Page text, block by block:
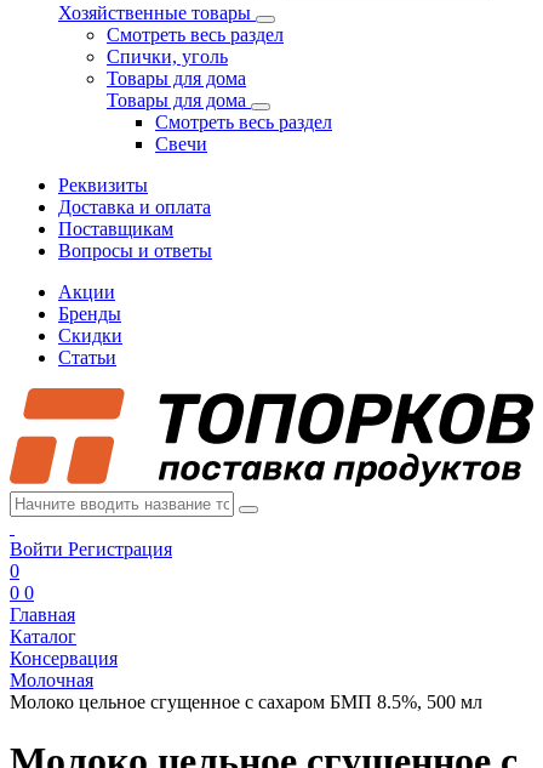
Хозяйственные товары
Смотреть весь раздел
Спички, уголь
Товары для дома
Товары для дома
Смотреть весь раздел
Свечи
Реквизиты
Доставка и оплата
Поставщикам
Вопросы и ответы
Акции
Бренды
Скидки
Статьи
Войти Регистрация
0
0 0
Главная
Каталог
Консервация
Молочная
Молоко цельное сгущенное с сахаром БМП 8.5%, 500 мл